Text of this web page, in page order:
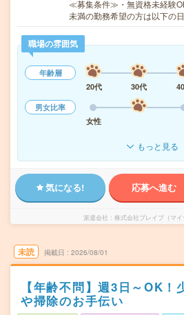
≪募集条件≫・無資格未経験
未満の勤務希望の方は以下の
職場の雰囲気
年齢層
20代
30代
男女比率
女性
もっと見る
気になる! 応募へ進む
派遣会社 株式会社ブレイブ（マイ
未読 掲載日 2026/08/01
【年齢不問】週3日～OK！
や掃除のお手伝い